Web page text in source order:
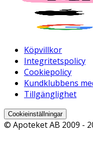
Köpvillkor
Integritetspolicy
Cookiepolicy
Kundklubbens
Tillgänglighet
Cookieinställningar
© Apoteket AB 2009 -